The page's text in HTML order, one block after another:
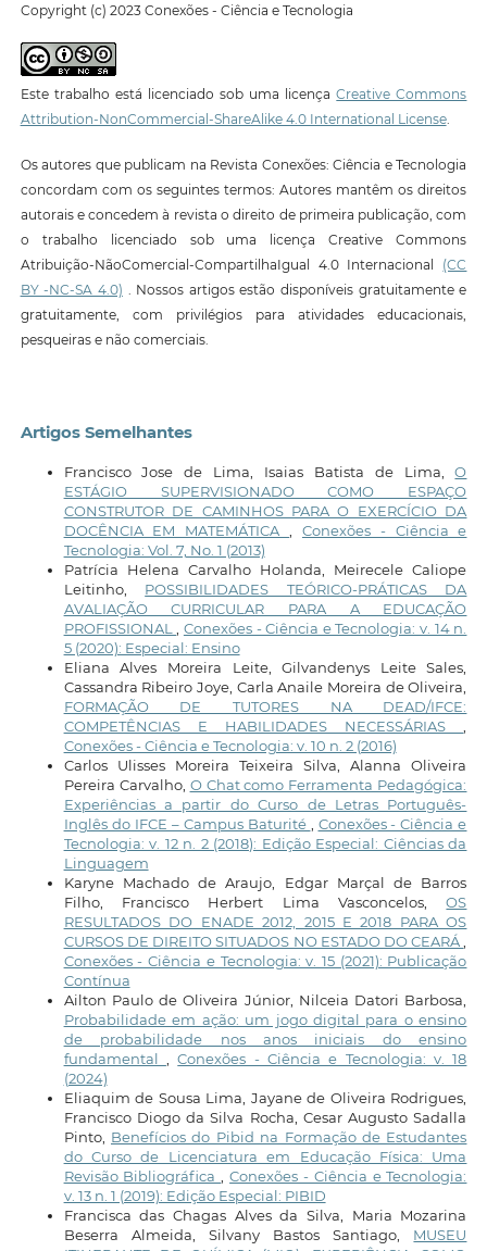
Copyright (c) 2023 Conexões - Ciência e Tecnologia
Este trabalho está licenciado sob uma licençaCreative Commons
Attribution-NonCommercial-ShareAlike 4.0 International License.
Os autores que publicam na Revista Conexões: Ciência e Tecnologia
concordam com os seguintes termos: Autores mantêm os direitos
autorais e concedem à revista o direito de primeira publicação, com
o trabalho licenciado sob uma licença Creative Commons
Atribuição-NãoComercial-CompartilhaIgual 4.0 Internacional (CC
BY -NC-SA 4.0) . Nossos artigos estão disponíveis gratuitamente e
gratuitamente, com privilégios para atividades educacionais,
pesqueiras e não comerciais.
Artigos Semelhantes
Francisco Jose de Lima, Isaias Batista de Lima,O
ESTÁGIO SUPERVISIONADO COMO ESPAÇO
CONSTRUTOR DE CAMINHOS PARA O EXERCÍCIO DA
DOCÊNCIA EM MATEMÁTICA, Conexões - Ciência e
Tecnologia: Vol. 7, No. 1 (2013)
Patrícia Helena Carvalho Holanda, Meirecele Caliope
Leitinho, POSSIBILIDADES TEÓRICO-PRÁTICAS DA
AVALIAÇÃO CURRICULAR PARA A EDUCAÇÃO
PROFISSIONAL, Conexões - Ciência e Tecnologia: v. 14 n.
5 (2020): Especial: Ensino
Eliana Alves Moreira Leite, Gilvandenys Leite Sales,
Cassandra Ribeiro Joye, Carla Anaile Moreira de Oliveira,
FORMAÇÃO DE TUTORES NA DEAD/IFCE:
COMPETÊNCIAS E HABILIDADES NECESSÁRIAS,
Conexões - Ciência e Tecnologia: v. 10 n. 2 (2016)
Carlos Ulisses Moreira Teixeira Silva, Alanna Oliveira
Pereira Carvalho, O Chat como Ferramenta Pedagógica:
Experiências a partir do Curso de Letras Português-
Inglês do IFCE – Campus Baturité , Conexões - Ciência e
Tecnologia: v. 12 n. 2 (2018): Edição Especial: Ciências da
Linguagem
Karyne Machado de Araujo, Edgar Marçal de Barros
Filho, Francisco Herbert Lima Vasconcelos,OS
RESULTADOS DO ENADE 2012, 2015 E 2018 PARA OS
CURSOS DE DIREITO SITUADOS NO ESTADO DO CEARÁ,
Conexões - Ciência e Tecnologia: v. 15 (2021): Publicação
Contínua
Ailton Paulo de Oliveira Júnior, Nilceia Datori Barbosa,
Probabilidade em ação: um jogo digital para o ensino
de probabilidade nos anos iniciais do ensino
fundamental ,Conexões - Ciência e Tecnologia: v. 18
(2024)
Eliaquim de Sousa Lima, Jayane de Oliveira Rodrigues,
Francisco Diogo da Silva Rocha, Cesar Augusto Sadalla
Pinto, Benefícios do Pibid na Formação de Estudantes
do Curso de Licenciatura em Educação Física: Uma
Revisão Bibliográfica,Conexões - Ciência e Tecnologia:
v. 13 n. 1 (2019): Edição Especial: PIBID
Francisca das Chagas Alves da Silva, Maria Mozarina
Beserra Almeida, Silvany Bastos Santiago, MUSEU